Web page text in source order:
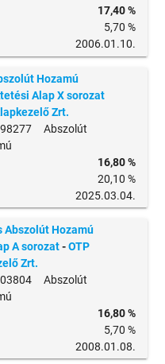
17,40 %
5,70 %
2006.01.10.
Hozamú
Alap X sorozat
Zrt.
Abszolút
16,80 %
20,10 %
2025.03.04.
Abszolút Hozamú
A sorozat-OTP
Zrt.
Abszolút
16,80 %
5,70 %
2008.01.08.